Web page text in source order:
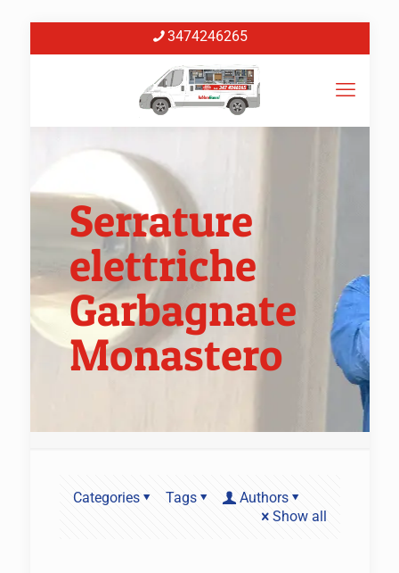
3474246265
Serrature
elettriche
Garbagnate
Monastero
Categories Tags
Authors
Show all